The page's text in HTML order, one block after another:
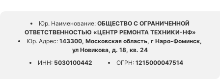
Юр. Наименование: ОБЩЕСТВО С ОГРАНИЧЕННОЙ
ОТВЕТСТВЕННОСТЬЮ «ЦЕНТР РЕМОНТА ТЕХНИКИ-НФ»
Юр. Адрес: 143300, Московская область, г Наро-Фоминск,
ул Новикова, д. 18, кв. 24
ИНН:5030100442 ОГРН:1215000047514